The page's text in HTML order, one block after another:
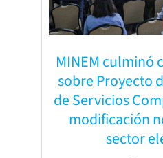
MINEM culminó
sobre Proyecto
de Servicios
modificación
sector